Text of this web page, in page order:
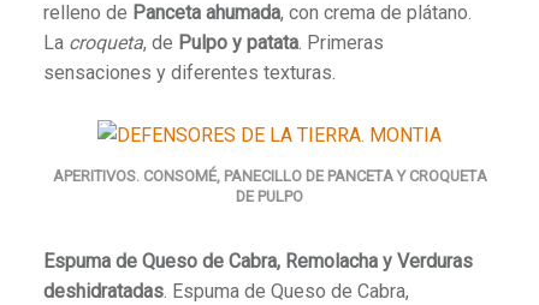
relleno de Panceta ahumada, con crema de plátano.
La croqueta, de Pulpo y patata. Primeras
sensaciones y diferentes texturas.
APERITIVOS. CONSOMÉ, PANECILLO DE PANCETA Y CROQUETA
DE PULPO
Espuma de Queso de Cabra, Remolacha y Verduras
deshidratadas. Espuma de Queso de Cabra,